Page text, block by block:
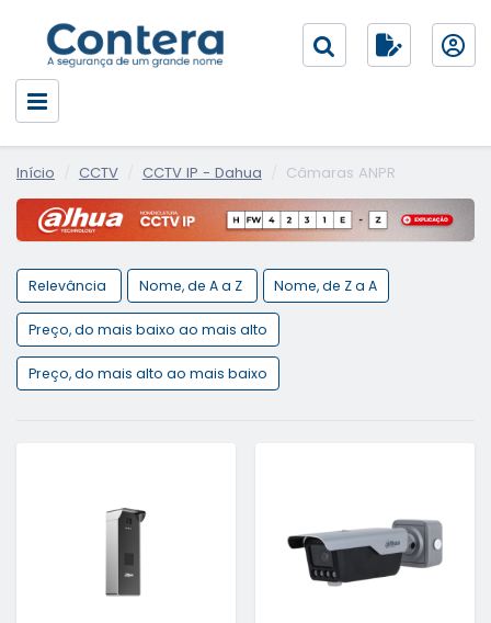
Início CCTV CCTV IP - Dahua Câmaras ANPR
Relevância Nome, de A a Z Nome, de Z a A
Preço, do mais baixo ao mais alto
Preço, do mais alto ao mais baixo